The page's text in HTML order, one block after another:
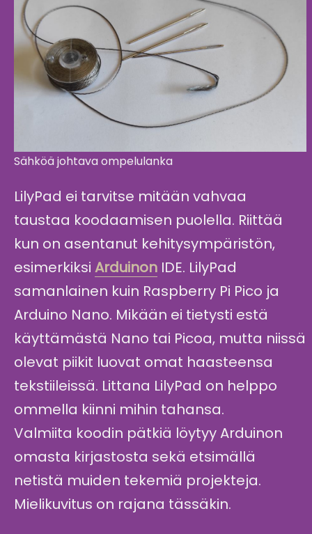
Sähköä johtava ompelulanka
LilyPad ei tarvitse mitään vahvaa
taustaa koodaamisen puolella. Riittää
kun on asentanut kehitysympäristön,
esimerkiksi Arduinon IDE. LilyPad
samanlainen kuin Raspberry Pi Pico ja
Arduino Nano. Mikään ei tietysti estä
käyttämästä Nano tai Picoa, mutta niissä
olevat piikit luovat omat haasteensa
tekstiileissä. Littana LilyPad on helppo
ommella kiinni mihin tahansa.
Valmiita koodin pätkiä löytyy Arduinon
omasta kirjastosta sekä etsimällä
netistä muiden tekemiä projekteja.
Mielikuvitus on rajana tässäkin.